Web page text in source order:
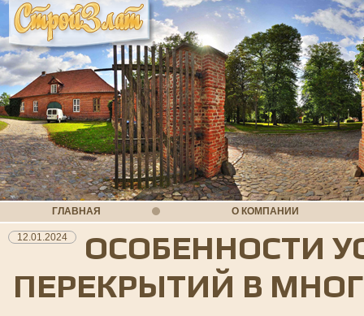
ГЛАВНАЯ О КОМПАНИИ
12.01.2024
ОСОБЕННОСТИ
ПЕРЕКРЫТИЙ В